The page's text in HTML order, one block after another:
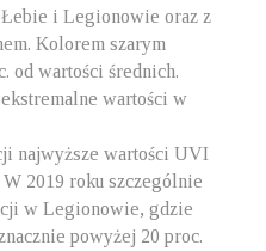
i Legionowie oraz z
Kolorem szarym
od wartości średnich.
wartości w
najwyższe wartości UVI
2019 roku szczególnie
w Legionowie, gdzie
powyżej 20 proc.